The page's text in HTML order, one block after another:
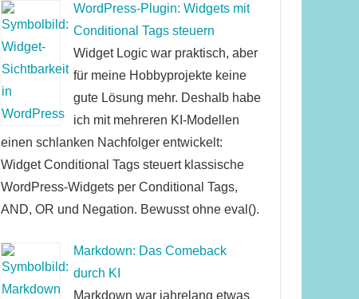
WordPress-Plugin: Widgets mit
Conditional Tags steuern
Widget Logic war praktisch, aber
für meine Hobbyprojekte keine
gute Lösung mehr. Deshalb habe
ich mit mehreren KI-Modellen
einen schlanken Nachfolger entwickelt:
Widget Conditional Tags steuert klassische
WordPress-Widgets per Conditional Tags,
AND, OR und Negation. Bewusst ohne eval().
Markdown: Das Comeback
durch KI
Markdown war jahrelang etwas